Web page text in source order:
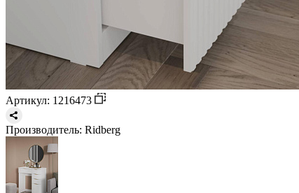
Артикул: 1216473
Производитель: Ridberg